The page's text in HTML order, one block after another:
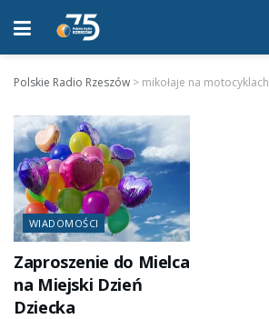
Polskie Radio Rzeszów > mikołaje na motocyklach
WIADOMOŚCI
Zaproszenie do Mielca
na Miejski Dzień
Dziecka